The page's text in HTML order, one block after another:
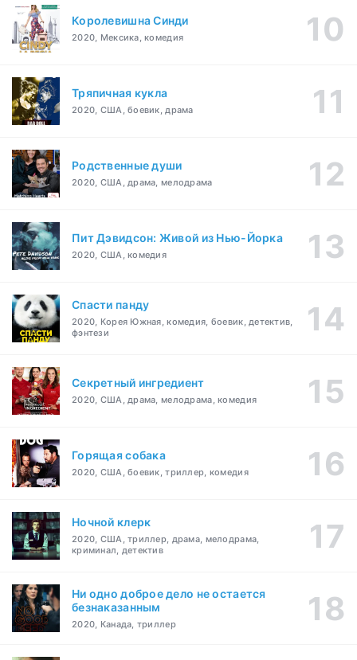
Королевишна Синди
2020, Мексика, комедия
Тряпичная кукла
2020, США, боевик, драма
Родственные души
2020, США, драма, мелодрама
Пит Дэвидсон: Живой из Нью-Йорка
2020, США, комедия
Спасти панду
2020, Корея Южная, комедия, боевик, детектив,
фэнтези
Секретный ингредиент
2020, США, драма, мелодрама, комедия
Горящая собака
2020, США, боевик, триллер, комедия
Ночной клерк
2020, США, триллер, драма, мелодрама,
криминал, детектив
Ни одно доброе дело не остается
безнаказанным
2020, Канада, триллер